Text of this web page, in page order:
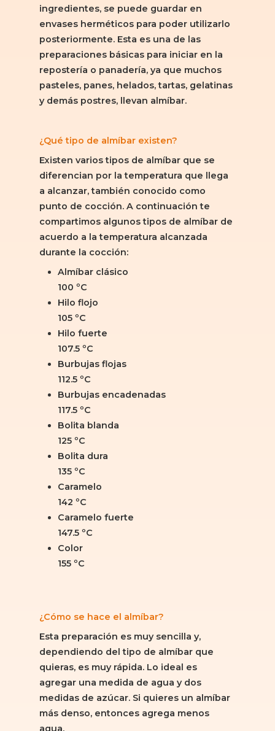
ingredientes, se puede guardar en
envases herméticos para poder utilizarlo
posteriormente. Esta es una de las
preparaciones básicas para iniciar en la
repostería o panadería, ya que muchos
pasteles, panes, helados, tartas, gelatinas
y demás postres, llevan almíbar.
¿Qué tipo de almíbar existen?
Existen varios tipos de almíbar que se
diferencian por la temperatura que llega
a alcanzar, también conocido como
punto de cocción. A continuación te
compartimos algunos tipos de almíbar de
acuerdo a la temperatura alcanzada
durante la cocción:
Almíbar clásico
100 ºC
Hilo flojo
105 ºC
Hilo fuerte
107.5 ºC
Burbujas flojas
112.5 ºC
Burbujas encadenadas
117.5 ºC
Bolita blanda
125 ºC
Bolita dura
135 ºC
Caramelo
142 ºC
Caramelo fuerte
147.5 ºC
Color
155 ºC
¿Cómo se hace el almíbar?
Esta preparación es muy sencilla y,
dependiendo del tipo de almíbar que
quieras, es muy rápida. Lo ideal es
agregar una medida de agua y dos
medidas de azúcar. Si quieres un almíbar
más denso, entonces agrega menos